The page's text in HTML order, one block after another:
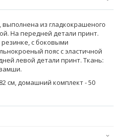
из гладкокрашеного
На передней детали принт.
с боковыми
пояс с эластичной
левой детали принт. Ткань:
см, домашний комплект - 50